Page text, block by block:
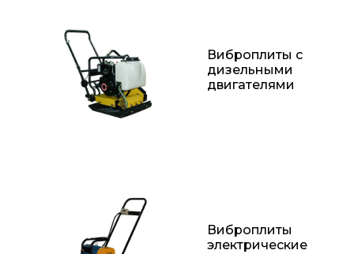
Виброплиты с
дизельными
двигателями
Виброплиты
электрические